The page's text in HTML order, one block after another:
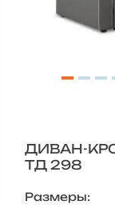
ДИВАН-
ТД 298
Размеры: